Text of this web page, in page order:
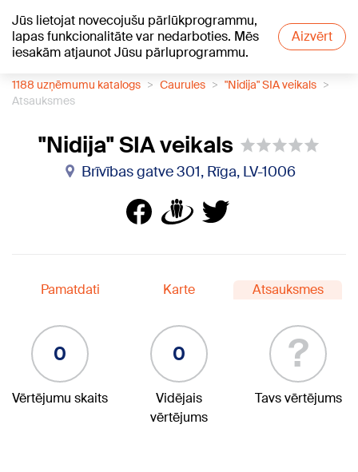
Jūs lietojat novecojušu pārlūkprogrammu,
lapas funkcionalitāte var nedarboties. Mēs
iesakām atjaunot Jūsu pārluprogrammu.
Aizvērt
+21°C
1188 uzņēmumu katalogs Caurules
"Nidija" SIA veikals
Atsauksmes
"Nidija" SIA veikals
Brīvības gatve 301, Rīga, LV-1006
Pamatdati Karte Atsauksmes
0
Vērtējumu skaits
0
Vidējais
vērtējums
?
Tavs vērtējums